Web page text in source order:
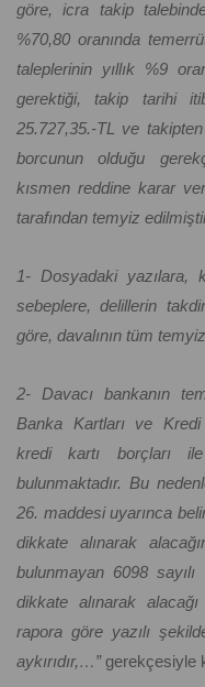
göre, icra takip
%70,80 oranında
taleplerinin yıllık %9
gerektiği, takip tarihi
25.727,35.-TL ve
borcunun olduğu
kısmen reddine karar
tarafından temyiz
1- Dosyadaki yazılara,
sebeplere, delillerin
göre, davalının tüm
2- Davacı bankanın
Banka Kartları ve Kredi
kredi kartı borçları
bulunmaktadır. Bu
26. maddesi uyarınca
dikkate alınarak
bulunmayan 6098
dikkate alınarak
rapora göre yazılı
aykırıdır,…”gerekçesiyle